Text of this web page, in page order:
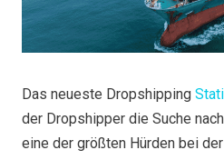
Das neueste Dropshipping
der Dropshipper die Suche
eine der größten Hürden bei